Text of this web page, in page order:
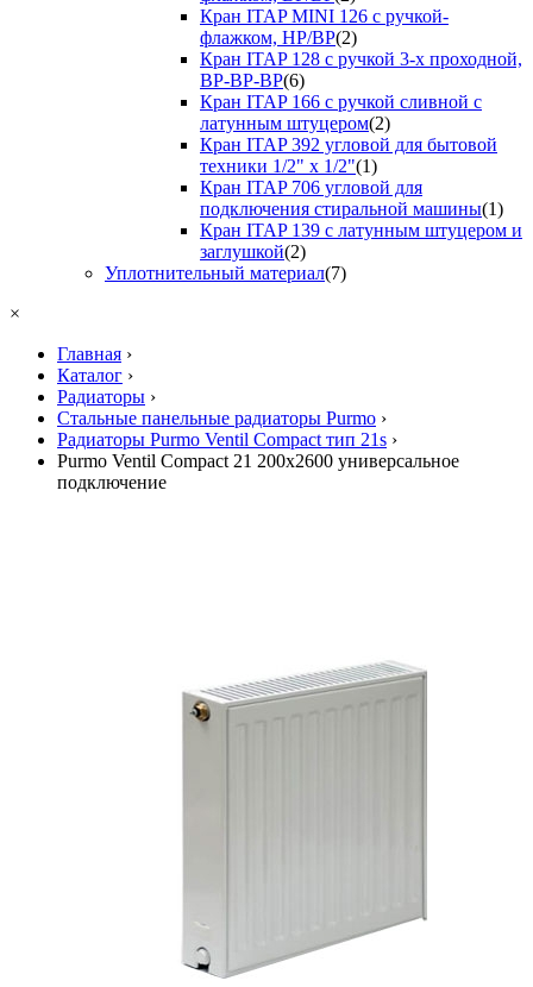
Кран ITAP MINI 126 с ручкой-
флажком, НР/ВР(2)
Кран ITAP 128 с ручкой 3-х проходной,
ВР-ВР-ВР(6)
Кран ITAP 166 с ручкой сливной с
латунным штуцером(2)
Кран ITAP 392 угловой для бытовой
техники 1/2" х 1/2"(1)
Кран ITAP 706 угловой для
подключения стиральной машины(1)
Кран ITAP 139 с латунным штуцером и
заглушкой(2)
Уплотнительный материал(7)
×
Главная ›
Каталог ›
Радиаторы ›
Стальные панельные радиаторы Purmo ›
Радиаторы Purmo Ventil Compact тип 21s ›
Purmo Ventil Compact 21 200x2600 универсальное
подключение